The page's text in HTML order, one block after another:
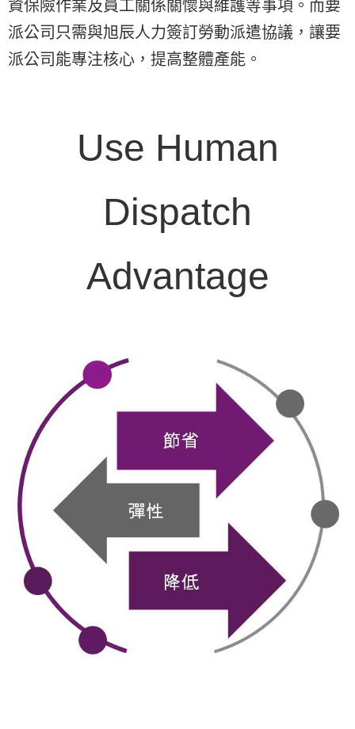
資保險作業及員工關係關懷與維護等事項。而要
派公司只需與旭辰人力簽訂勞動派遣協議，讓要
派公司能專注核心，提高整體產能。
Use Human
Dispatch
Advantage